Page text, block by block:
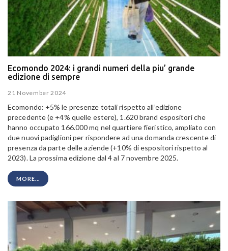
Ecomondo 2024: i grandi numeri della piu’ grande
edizione di sempre
21 November 2024
Ecomondo: +5% le presenze totali rispetto all’edizione
precedente (e +4% quelle estere), 1.620 brand espositori che
hanno occupato 166.000 mq nel quartiere fieristico, ampliato con
due nuovi padiglioni per rispondere ad una domanda crescente di
presenza da parte delle aziende (+10% di espositori rispetto al
2023). La prossima edizione dal 4 al 7 novembre 2025.
MORE...